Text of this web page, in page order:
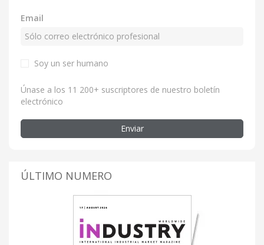
Email
Soy un ser humano
Únase a los 11 200+ suscriptores de nuestro boletín
electrónico
Enviar
ÚLTIMO NUMERO